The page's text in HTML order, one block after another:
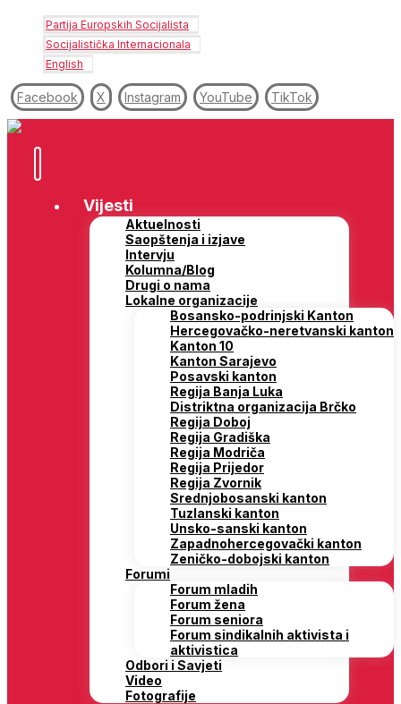
Partija Europskih Socijalista
Socijalistička Internacionala
English
Facebook X Instagram YouTube TikTok
Vijesti
Aktuelnosti
Saopštenja i izjave
Intervju
Kolumna/Blog
Drugi o nama
Lokalne organizacije
Bosansko-podrinjski Kanton
Hercegovačko-neretvanski kanton
Kanton 10
Kanton Sarajevo
Posavski kanton
Regija Banja Luka
Distriktna organizacija Brčko
Regija Doboj
Regija Gradiška
Regija Modriča
Regija Prijedor
Regija Zvornik
Srednjobosanski kanton
Tuzlanski kanton
Unsko-sanski kanton
Zapadnohercegovački kanton
Zeničko-dobojski kanton
Forumi
Forum mladih
Forum žena
Forum seniora
Forum sindikalnih aktivista i
aktivistica
Odbori i Savjeti
Video
Fotografije